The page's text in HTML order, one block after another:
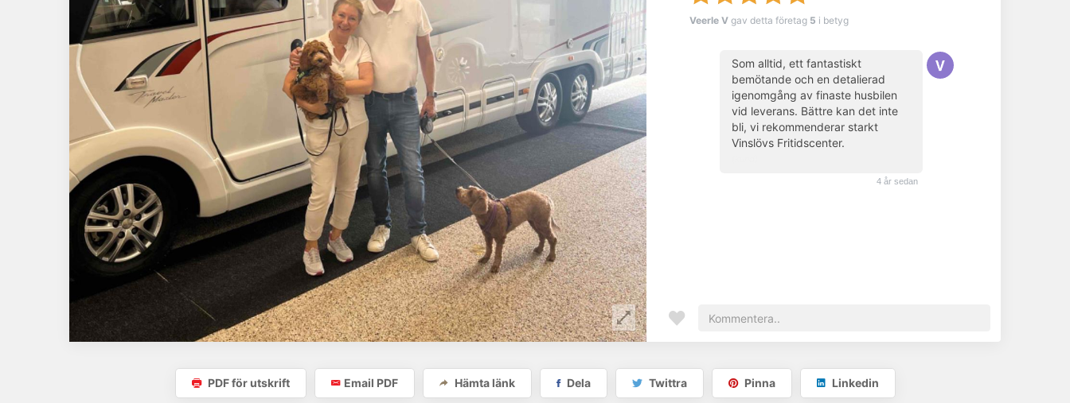
Veerle V gav detta företag 5 i betyg
Som alltid, ett fantastiskt
bemötande och en detalierad
igenomgång av finaste husbilen
vid leverans. Bättre kan det inte
bli, vi rekommenderar starkt
Vinslövs Fritidscenter.
4 år sedan
PDF för utskrift Email PDF Hämta länk Dela Twittra Pinna Linkedin